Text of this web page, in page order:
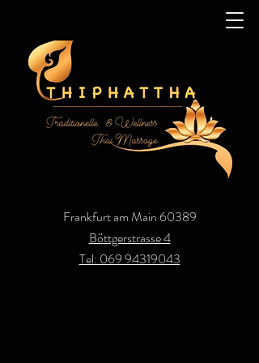
Frankfurt am Main 60389
Böttgerstrasse 4
Tel: 069 94319043